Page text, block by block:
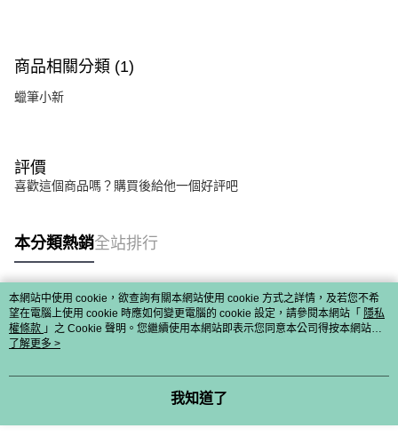
商品相關分類 (1)
蠟筆小新
評價
喜歡這個商品嗎？購買後給他一個好評吧
本分類熱銷全站排行
熱門標籤
本網站中使用 cookie，欲查詢有關本網站使用 cookie 方式之詳情，及若您不希
望在電腦上使用 cookie 時應如何變更電腦的 cookie 設定，請參閱本網站「 隱私
權條款 」之 Cookie 聲明。您繼續使用本網站即表示您同意本公司得按本網站使
用條款之 Cookie 聲明使用 cookie。
了解更多 >
我知道了